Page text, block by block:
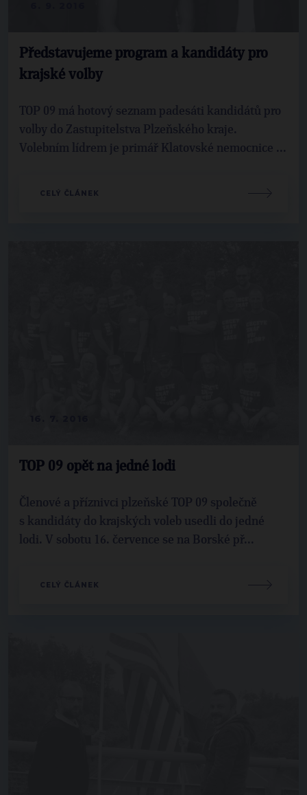
Představujeme program a kandidáty pro
krajské volby
TOP 09 má hotový seznam padesáti kandidátů pro
volby do Zastupitelstva Plzeňského kraje.
Volebním lídrem je primář Klatovské nemocnice ...
CELÝ ČLÁNEK
TOP 09 opět na jedné lodi
Členové a příznivci plzeňské TOP 09 společně
s kandidáty do krajských voleb usedli do jedné
lodi. V sobotu 16. července se na Borské př...
CELÝ ČLÁNEK